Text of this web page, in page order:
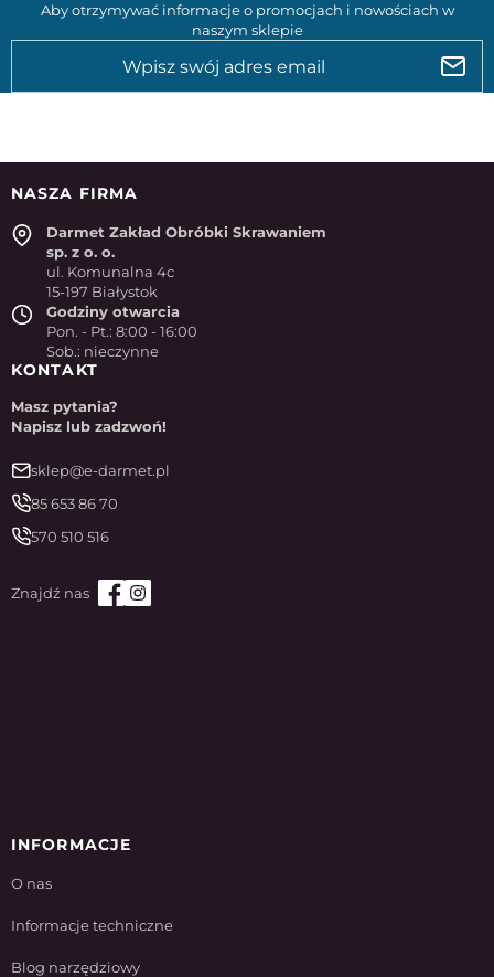
Aby otrzymywać informacje o promocjach i nowościach w
naszym sklepie
NASZA FIRMA
Darmet Zakład Obróbki Skrawaniem
sp. z o. o.
ul. Komunalna 4c
15-197 Białystok
Godziny otwarcia
Pon. - Pt.: 8:00 - 16:00
Sob.: nieczynne
KONTAKT
Masz pytania?
Napisz lub zadzwoń!
sklep@e-darmet.pl
85 653 86 70
570 510 516
INFORMACJE
O nas
Informacje techniczne
Blog narzędziowy